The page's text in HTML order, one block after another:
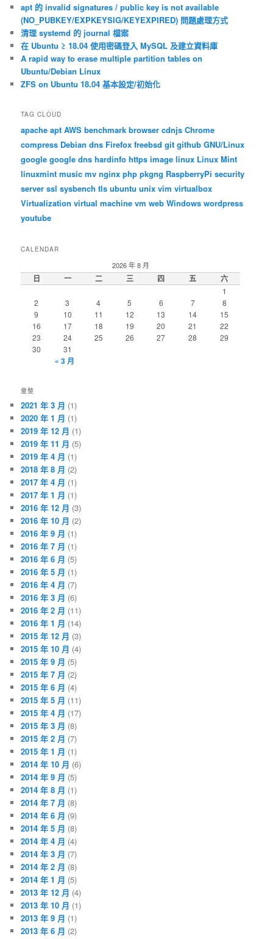
apt 的 invalid signatures / public key is not available
(NO_PUBKEY/EXPKEYSIG/KEYEXPIRED) 問題處理方式
清理 systemd 的 journal 檔案
在 Ubuntu ≥ 18.04 使用密碼登入 MySQL 及建立資料庫
A rapid way to erase multiple partition tables on
Ubuntu/Debian Linux
ZFS on Ubuntu 18.04 基本設定/初始化
TAG CLOUD
apache apt AWS benchmark browser cdnjs Chrome
compress Debian dns Firefox freebsd git github GNU/Linux
google google dns hardinfo https image linux Linux Mint
linuxmint music mv nginx php pkgng RaspberryPi security
server ssl sysbench tls ubuntu unix vim virtualbox
Virtualization virtual machine vm web Windows wordpress
youtube
CALENDAR
2026 年 8 月
日 一 二 三 四 五 六
1
2
3 4 5 6 7
8
9
10 11 12 13 14
15
16
17 18 19 20 21
22
23
24 25 26 27 28
29
30
31
« 3 月
彙整
2021 年 3 月 (1)
2020 年 1 月 (1)
2019 年 12 月 (1)
2019 年 11 月 (5)
2019 年 4 月 (1)
2018 年 8 月 (2)
2017 年 4 月 (1)
2017 年 1 月 (1)
2016 年 12 月 (3)
2016 年 10 月 (2)
2016 年 9 月 (1)
2016 年 7 月 (1)
2016 年 6 月 (5)
2016 年 5 月 (1)
2016 年 4 月 (7)
2016 年 3 月 (6)
2016 年 2 月 (11)
2016 年 1 月 (14)
2015 年 12 月 (3)
2015 年 10 月 (4)
2015 年 9 月 (5)
2015 年 7 月 (2)
2015 年 6 月 (4)
2015 年 5 月 (11)
2015 年 4 月 (17)
2015 年 3 月 (8)
2015 年 2 月 (7)
2015 年 1 月 (1)
2014 年 10 月 (6)
2014 年 9 月 (5)
2014 年 8 月 (1)
2014 年 7 月 (8)
2014 年 6 月 (9)
2014 年 5 月 (8)
2014 年 4 月 (4)
2014 年 3 月 (7)
2014 年 2 月 (8)
2014 年 1 月 (5)
2013 年 12 月 (4)
2013 年 10 月 (1)
2013 年 9 月 (1)
2013 年 6 月 (2)